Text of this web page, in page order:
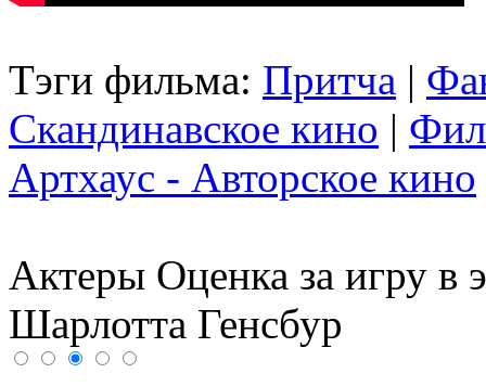
Тэги фильма: Притча |
Скандинавское кино |
Артхаус - Авторское кино
Актеры Оценка за игру в
Шарлотта Генсбур